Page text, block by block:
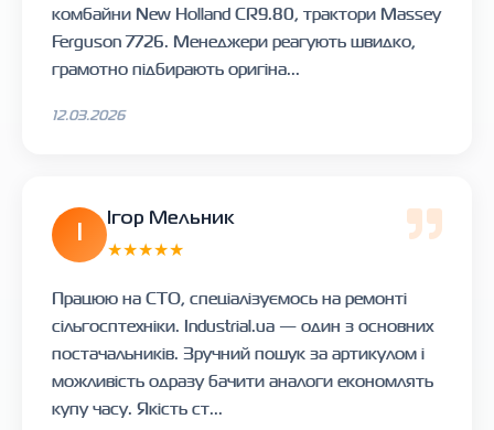
комбайни New Holland CR9.80, трактори Massey
Ferguson 7726. Менеджери реагують швидко,
грамотно підбирають оригіна...
12.03.2026
Ігор Мельник
★★★★★
Працюю на СТО, спеціалізуємось на ремонті
сільгосптехніки. Industrial.ua — один з основних
постачальників. Зручний пошук за артикулом і
можливість одразу бачити аналоги економлять
купу часу. Якість ст...